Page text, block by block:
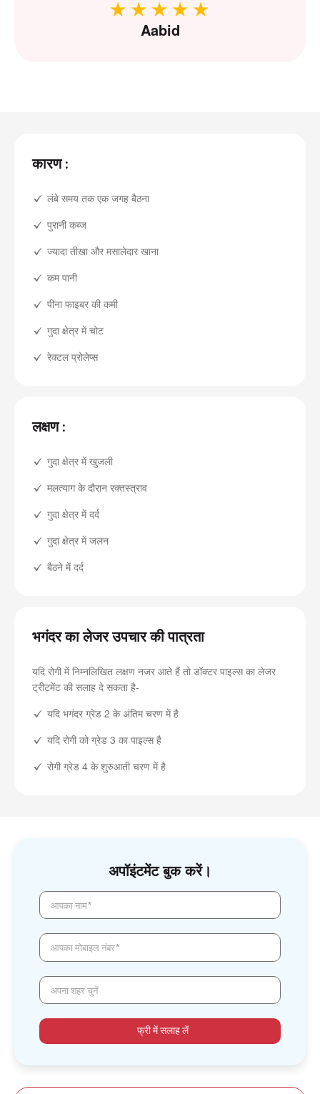
Aabid
कारण :
लंबे समय तक एक जगह बैठना
पुरानी कब्ज
ज्यादा तीखा और मसालेदार खाना
कम पानी
पीना फाइबर की कमी
गुदा क्षेत्र में चोट
रेक्टल प्रोलेप्स
लक्षण :
गुदा क्षेत्र में खुजली
मलत्याग के दौरान रक्तस्त्राव
गुदा क्षेत्र में दर्द
गुदा क्षेत्र में जलन
बैठने में दर्द
भगंदर का लेजर उपचार की पात्रता
यदि रोगी में निम्नलिखित लक्षण नजर आते हैं तो डॉक्टर पाइल्स का लेजर
ट्रीटमेंट की सलाह दे सकता है-
यदि भगंदर ग्रेड 2 के अंतिम चरण में है
यदि रोगी को ग्रेड 3 का पाइल्स है
रोगी ग्रेड 4 के शुरुआती चरण में है
अपॉइंटमेंट बुक करें।
आपका नाम*
आपका मोबाइल नंबर*
अपना शहर चुनें
फ्री में सलाह लें